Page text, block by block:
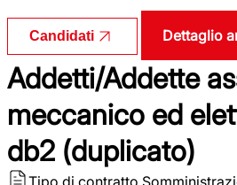
Candidati Dettaglio
Addetti/Addette
meccanico ed
db2 (duplicato)
Tipo di contratto